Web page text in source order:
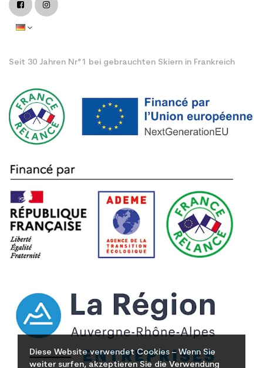
Diese Website verwendet Cookies – Wenn Sie
weiter surfen, akzeptieren Sie die Verwendung
Seit 30 Jahren Nr°1 bei gebrauchten Skiern in Frankreich